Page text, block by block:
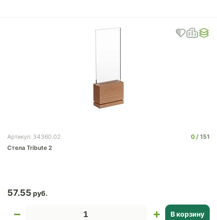
Артикул: 34360.02 0
151
Стела Tribute 2
57.55
В корзину